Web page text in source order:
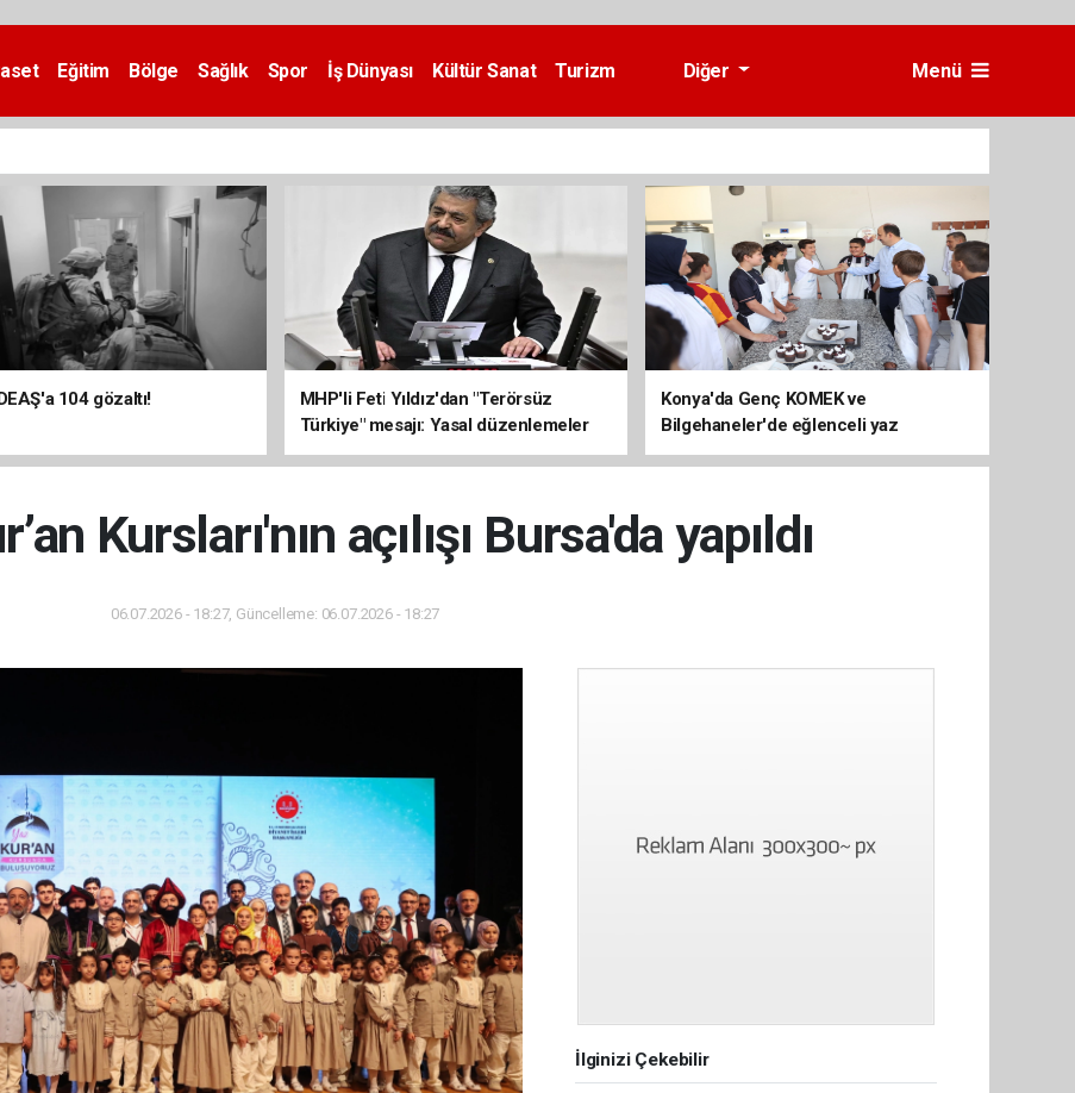
Eğitim Bölge Sağlık Spor İş Dünyası Kültür Sanat
Turizm
Diğer Menü
104 gözaltı!
MHP'li Feti Yıldız'dan "Terörsüz
Türkiye" mesajı: Yasal düzenlemeler
kalıcı sonuç üretecek
Konya'da Genç KOMEK ve
Bilgehaneler'de eğlenceli yaz
Kursları'nın açılışı Bursa'da yapıldı
06.07.2026 - 18:27, Güncelleme: 06.07.2026 - 18:27
İlginizi Çekebilir